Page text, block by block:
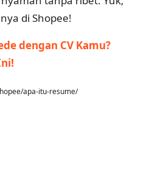
di Shopee!
dengan CV Kamu?
apa-itu-resume/